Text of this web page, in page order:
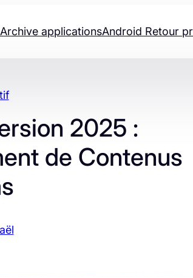
applicationsAndroid Retour
2025 :
de Contenus